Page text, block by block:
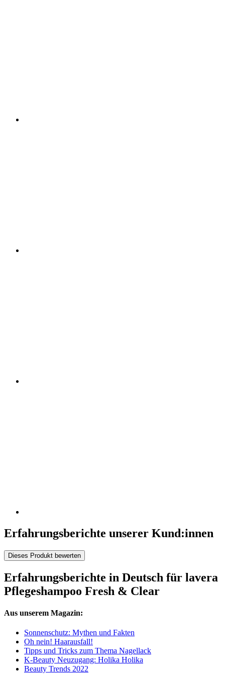
Erfahrungsberichte unserer Kund:innen
Dieses Produkt bewerten
Erfahrungsberichte in Deutsch für lavera
Pflegeshampoo Fresh & Clear
Aus unserem Magazin:
Sonnenschutz: Mythen und Fakten
Oh nein! Haarausfall!
Tipps und Tricks zum Thema Nagellack
K-Beauty Neuzugang: Holika Holika
Beauty Trends 2022